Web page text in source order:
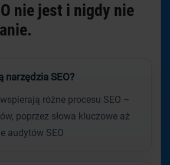
nie jest i nigdy nie
narzędzia SEO?
różne procesu SEO –
poprzez słowa kluczowe aż
audytów SEO